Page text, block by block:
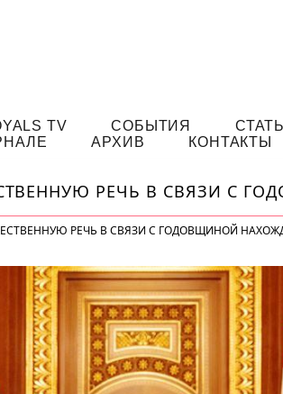
TV СОБЫТИЯ
АРХИВ КОНТАКТЫ
РЕЧЬ В СВЯЗИ С
РЕЧЬ В СВЯЗИ С ГОДОВЩИНОЙ